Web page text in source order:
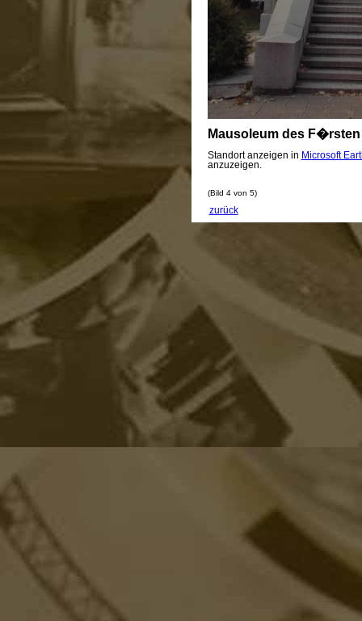
Mausoleum des
Standort anzeigen in Microsoft
anzuzeigen.
(Bild 4 von 5)
zurück